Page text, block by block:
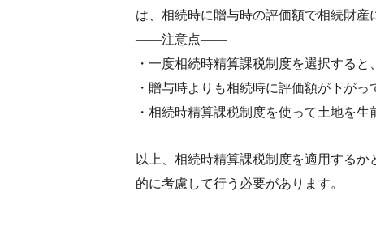
は、相続時に贈与時の評価額で相続財産
――注意点――
・一度相続時精算課税制度を選択する
・贈与時よりも相続時に評価額が下が
・相続時精算課税制度を使って土地を
以上、相続時精算課税制度を適用する
的に考慮して行う必要があります。